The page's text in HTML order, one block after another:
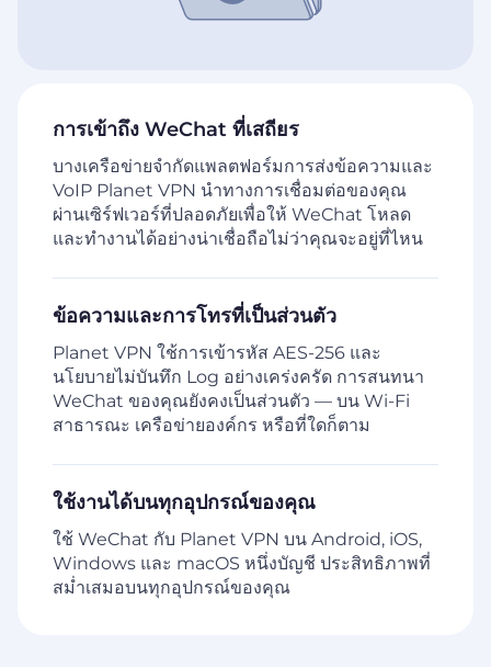
การเข้าถึง WeChat ที่เสถียร
บางเครือข่ายจำกัดแพลตฟอร์มการส่งข้อความและ
VoIP Planet VPN นำทางการเชื่อมต่อของคุณ
ผ่านเซิร์ฟเวอร์ที่ปลอดภัยเพื่อให้ WeChat โหลด
และทำงานได้อย่างน่าเชื่อถือไม่ว่าคุณจะอยู่ที่ไหน
ข้อความและการโทรที่เป็นส่วนตัว
Planet VPN ใช้การเข้ารหัส AES-256 และ
นโยบายไม่บันทึก Log อย่างเคร่งครัด การสนทนา
WeChat ของคุณยังคงเป็นส่วนตัว — บน Wi-Fi
สาธารณะ เครือข่ายองค์กร หรือที่ใดก็ตาม
ใช้งานได้บนทุกอุปกรณ์ของคุณ
ใช้ WeChat กับ Planet VPN บน Android, iOS,
Windows และ macOS หนึ่งบัญชี ประสิทธิภาพที่
สม่ำเสมอบนทุกอุปกรณ์ของคุณ